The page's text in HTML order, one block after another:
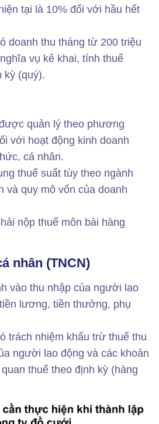
tại là 10% đối với hầu hết
doanh thu tháng từ 200 triệu
vụ kê khai, tính thuế
kỳ (quý).
quản lý theo phương
với hoạt động kinh doanh
cá nhân.
thuế suất tùy theo ngành
và quy mô vốn của doanh
nộp thuế môn bài hàng
nhân (TNCN)
vào thu nhập của người lao
lương, tiền thưởng, phụ
trách nhiệm khấu trừ thuế thu
người lao động và các khoản
thuế theo định kỳ (hàng